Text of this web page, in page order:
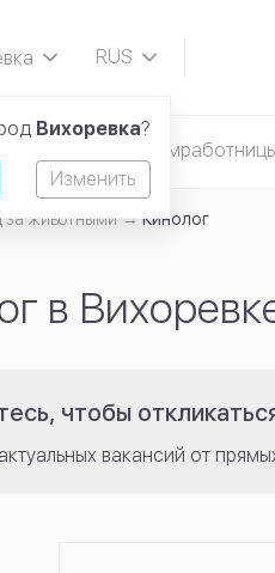
RUS
Вакансии
за животными Кинолог
в
чтобы
вакансий от
Вихоревка?
Изменить